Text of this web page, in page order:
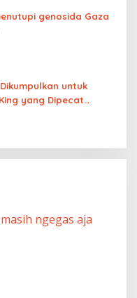
genosida Gaza
untuk
yang Dipecat
“Free Palestine”
ngegas aja